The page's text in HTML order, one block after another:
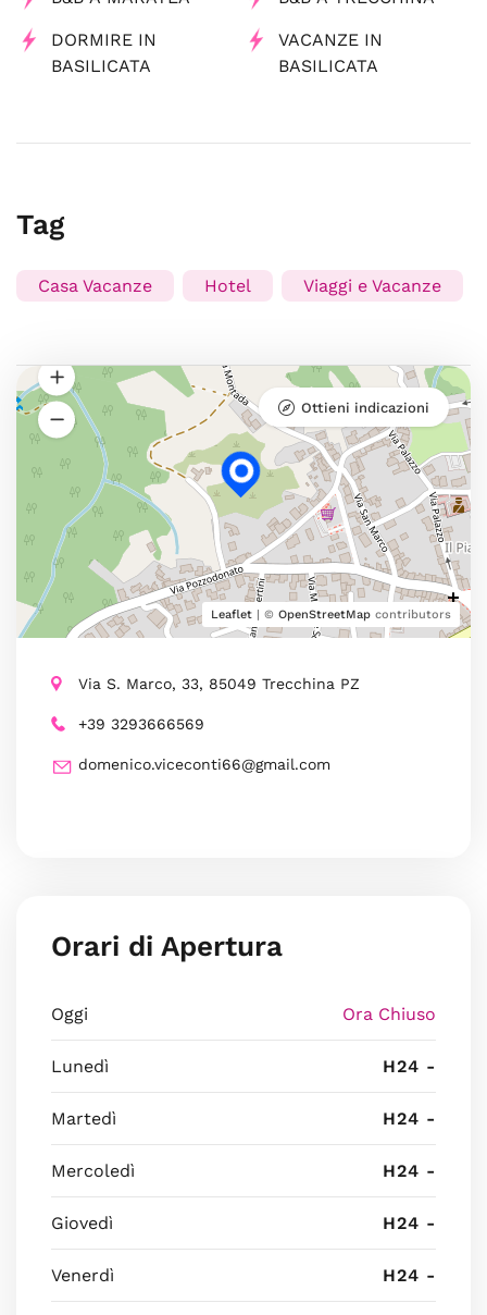
DORMIRE IN
BASILICATA
VACANZE IN
BASILICATA
Tag
Casa Vacanze Hotel Viaggi e Vacanze
Leaflet | © OpenStreetMap contributors
Ottieni indicazioni
Via S. Marco, 33, 85049 Trecchina PZ
+39 3293666569
domenico.viceconti66@gmail.com
Orari di Apertura
Oggi Ora Chiuso
Lunedì H24 -
Martedì H24 -
Mercoledì H24 -
Giovedì H24 -
Venerdì H24 -